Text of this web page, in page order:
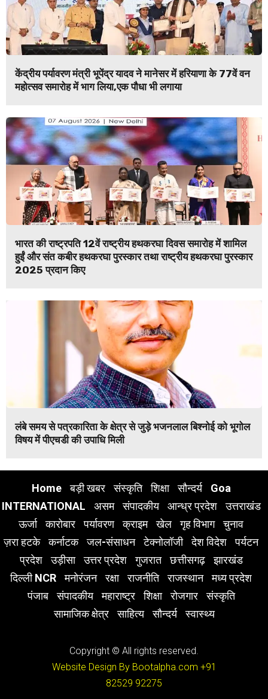
केंद्रीय पर्यावरण मंत्री भूपेंद्र यादव ने मानेसर में हरियाणा के 77वें वन
महोत्सव समारोह में भाग लिया,एक पौधा भी लगाया
भारत की राष्ट्रपति 12वें राष्ट्रीय हथकरघा दिवस समारोह में शामिल
हुईं और संत कबीर हथकरघा पुरस्कार तथा राष्ट्रीय हथकरघा पुरस्कार
2025 प्रदान किए
लंबे समय से पत्रकारिता के क्षेत्र से जुड़े भजनलाल बिश्नोई को भूगोल
विषय में पीएचडी की उपाधि मिली
Home बड़ी खबर संस्कृति शिक्षा सौन्दर्य
Goa
INTERNATIONAL
असम संपादकीय आन्ध्र प्रदेश
उत्तराखंड
ऊर्जा
कारोबार पर्यावरण क्राइम खेल गृह विभाग
चुनाव
ज़रा हटके
कर्नाटक जल-संसाधन टेक्नोलॉजी देश विदेश
पर्यटन
प्रदेश
उड़ीसा उत्तर प्रदेश गुजरात छत्तीसगढ़
झारखंड
दिल्ली NCR
मनोरंजन रक्षा राजनीति राजस्थान
मध्य प्रदेश
पंजाब
संपादकीय महाराष्ट्र शिक्षा रोजगार
संस्कृति
सामाजिक क्षेत्र
साहित्य सौन्दर्य स्वास्थ्य
Copyright © All rights reserved.
Website Design By Bootalpha.com +91
82529 92275